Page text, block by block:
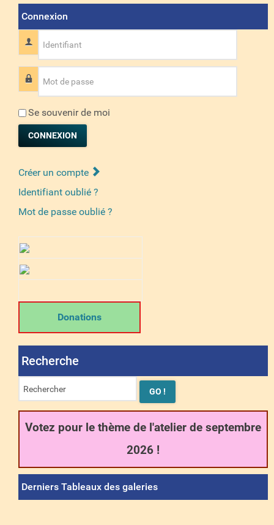
Connexion
Identifiant
Mot de passe
Se souvenir de moi
CONNEXION
Créer un compte
Identifiant oublié ?
Mot de passe oublié ?
Donations
Recherche
Votez pour le thème de l'atelier de septembre
2026 !
Derniers Tableaux des galeries